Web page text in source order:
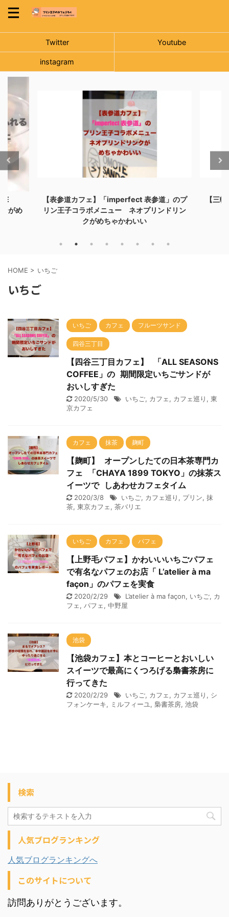
Twitter Youtube
instagram
がめ
【表参道カフェ】「imperfect 表参道」のプ
リン王子コラボメニュー ネオプリンドリン
クがめちゃかわいい
【三
HOME > いちご
いちご
いちご カフェ フルーツサンド
四谷三丁目
【四谷三丁目カフェ】 「ALL SEASONS
COFFEE」の 期間限定いちごサンドが
おいしすぎた
2020/5/30 いちご, カフェ, カフェ巡り , 東
京カフェ
カフェ 抹茶 麹町
【麹町】 オープンしたての日本茶専門カ
フェ 「CHAYA 1899 TOKYO」の抹茶ス
イーツで しあわせカフェタイム
2020/3/8 いちご, カフェ巡り , プリン, 抹
茶, 東京カフェ, 茶バリエ
いちご カフェ パフェ
【上野毛パフェ】かわいいいちごパフェ
で有名なパフェのお店「 L’atelier à ma
façon」のパフェを実食
2020/2/29 L’atelier à ma façon, いちご, カ
フェ, パフェ, 中野屋
池袋
【池袋カフェ】本とコーヒーとおいしい
スイーツで最高にくつろげる梟書茶房に
行ってきた
2020/2/29 いちご, カフェ, カフェ巡り , シ
フォンケーキ, ミルフィーユ , 梟書茶房, 池袋
検索
人気ブログランキング
人気ブログランキングへ
このサイトについて
訪問ありがとうございます。